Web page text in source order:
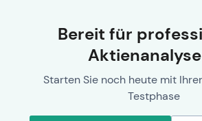
Bereit für
Starten Sie noch heute mit
Testphase